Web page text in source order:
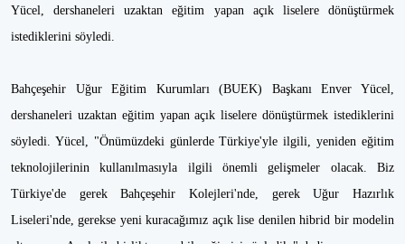
Yücel, dershaneleri uzaktan eğitim yapan açık liselere dönüştürmek
istediklerini söyledi.
Bahçeşehir Uğur Eğitim Kurumları (BUEK) Başkanı Enver Yücel,
dershaneleri uzaktan eğitim yapan açık liselere dönüştürmek istediklerini
söyledi. Yücel, "Önümüzdeki günlerde Türkiye'yle ilgili, yeniden eğitim
teknolojilerinin kullanılmasıyla ilgili önemli gelişmeler olacak. Biz
Türkiye'de gerek Bahçeşehir Kolejleri'nde, gerek Uğur Hazırlık
Liseleri'nde, gerekse yeni kuracağımız açık lise denilen hibrid bir modelin